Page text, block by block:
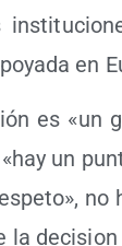
en
es «un
un
la